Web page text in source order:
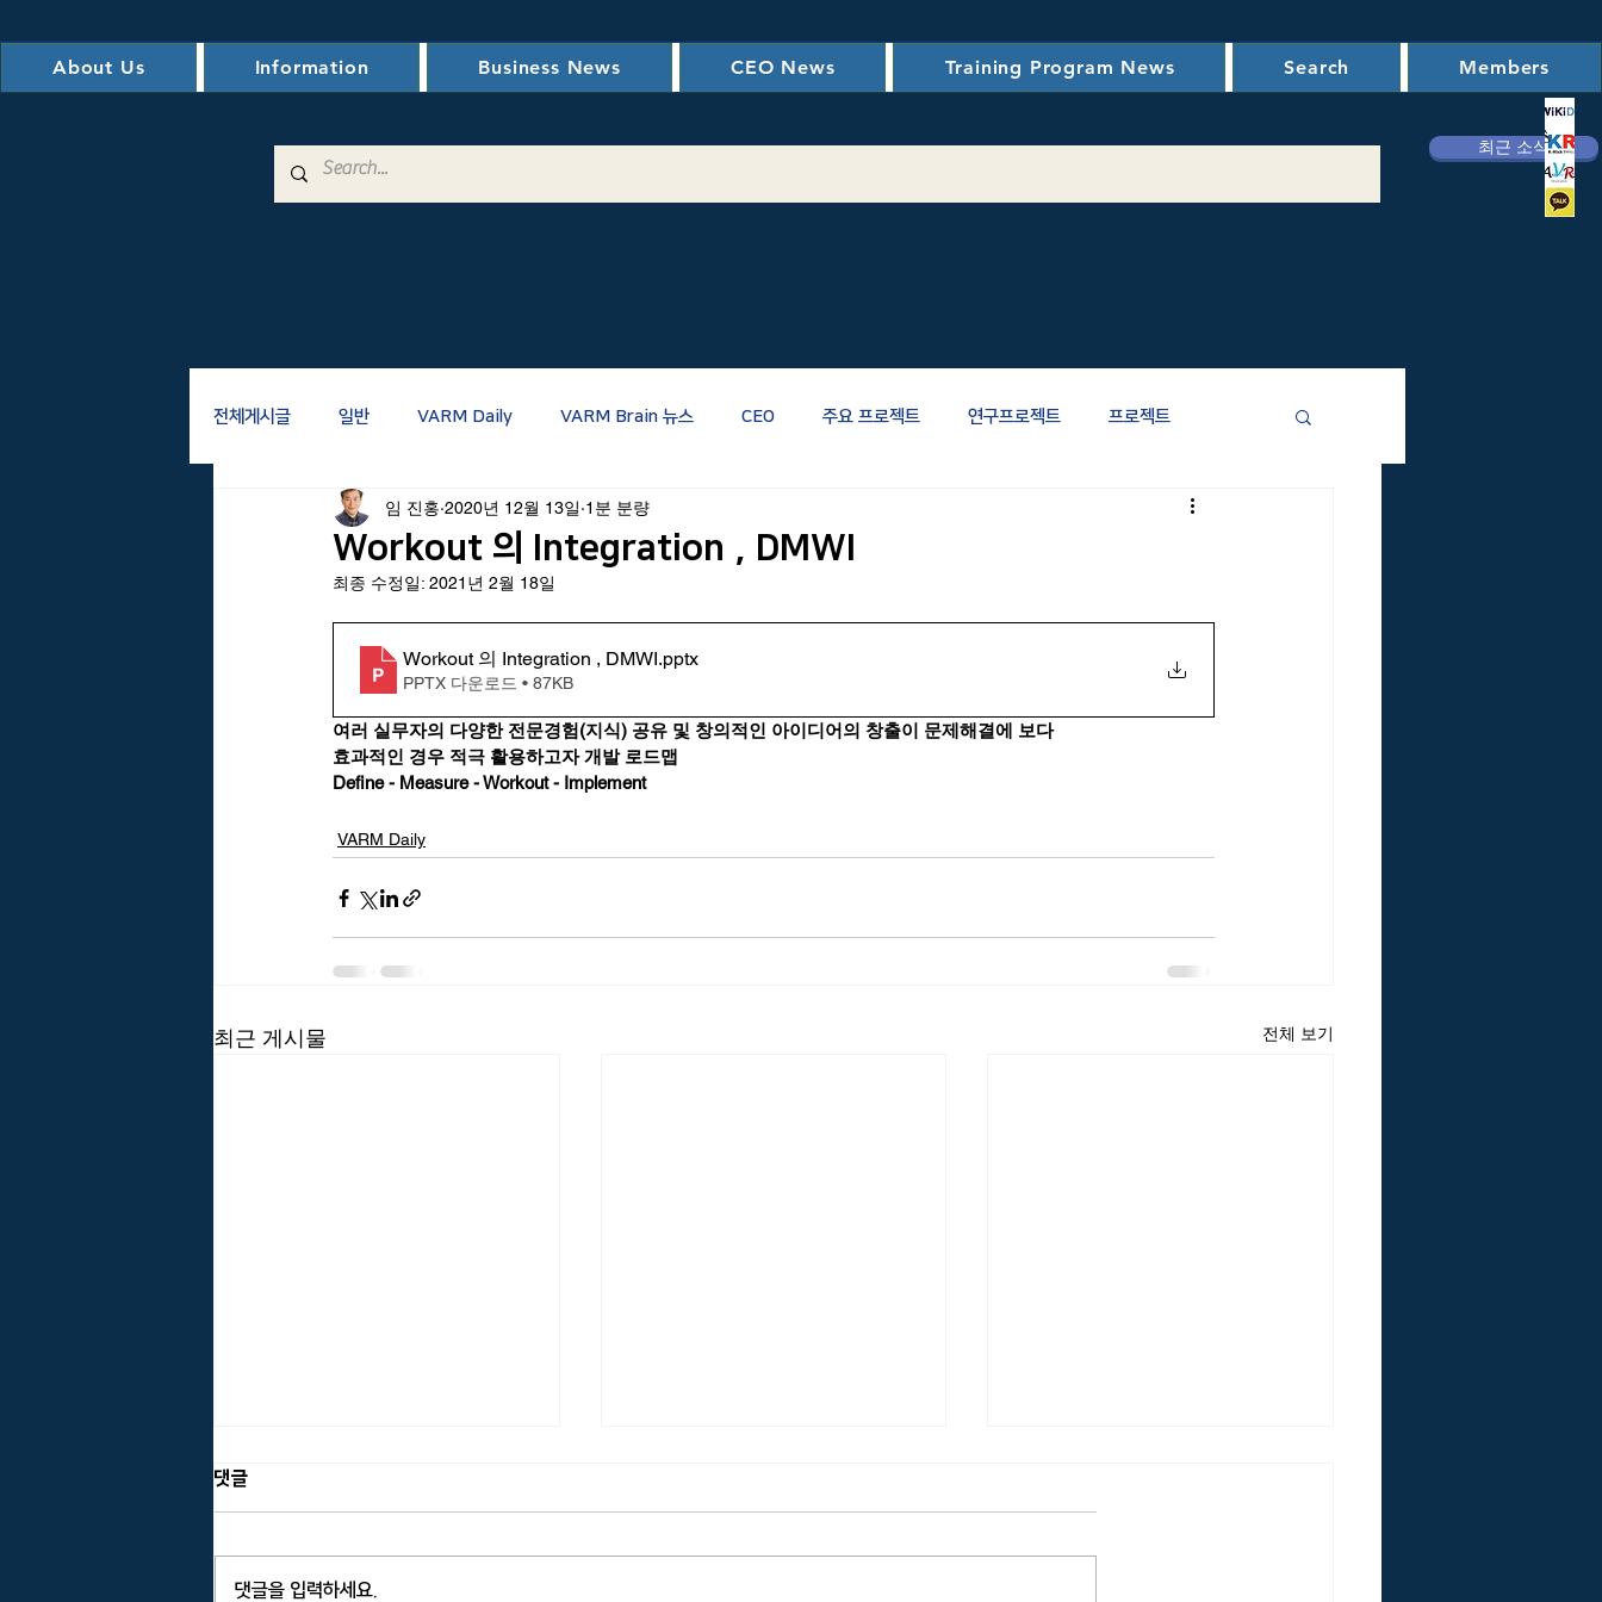
About Us Information Business News CEO News Training Program News Search Members
최근 소식
전체게시글 일반 VARM Daily VARM Brain 뉴스 CEO 주요 프로젝트 연구프로젝트 프로젝트
전자도서관 VM/VE AM관련 RM관련
Workout 의 Integration , DMWI
임 진홍 2020년 12월 13일 1분 분량
최종 수정일: 2021년 2월 18일
Workout 의 Integration , DMWI.pptx
PPTX 다운로드 • 87KB
여러 실무자의 다양한 전문경험(지식) 공유 및 창의적인 아이디어의 창출이 문제해결에 보다
효과적인 경우 적극 활용하고자 개발 로드맵
Define - Measure - Workout - Implement
VARM Daily
최근 게시물 전체 보기
댓글
댓글을 입력하세요.